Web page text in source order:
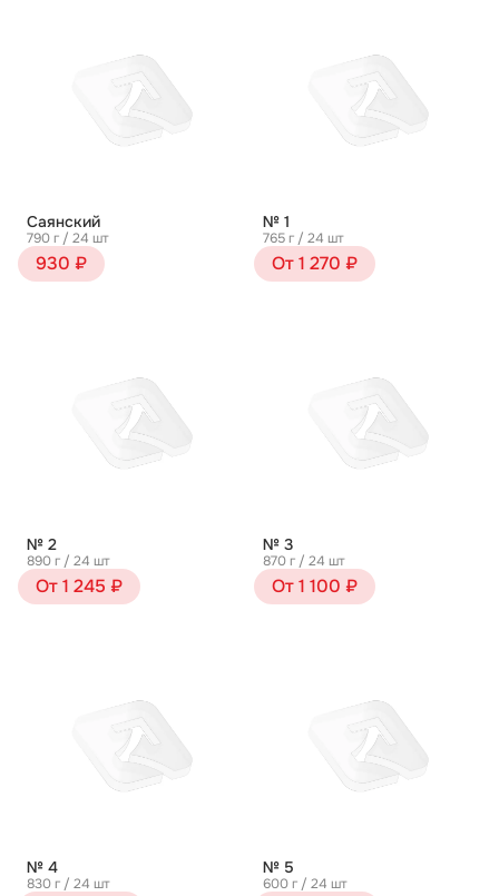
Саянский
790 г / 24 шт
930 ₽
№ 1
765 г / 24 шт
От 1 270 ₽
№ 2
890 г / 24 шт
От 1 245 ₽
№ 3
870 г / 24 шт
От 1 100 ₽
№ 4
830 г / 24 шт
№ 5
600 г / 24 шт